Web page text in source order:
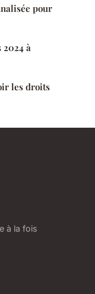
pour
à
les droits
à la fois